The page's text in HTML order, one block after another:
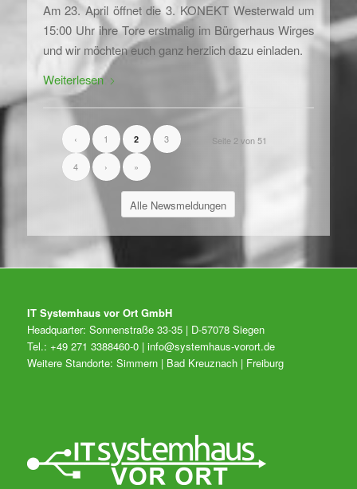
Am 23. April öffnet die 3. KONEKT Westerwald um
15:00 Uhr ihre Tore erstmalig im Bürgerhaus Wirges
und wir möchten euch ganz herzlich dazu einladen.
Weiterlesen
Seite 2 von 51
‹ 1 2 3
4 › »
Alle Newsmeldungen
IT Systemhaus vor Ort GmbH
Headquarter: Sonnenstraße 33-35 | D-57078 Siegen
Tel.: +49 271 3388460-0 | info@systemhaus-vorort.de
Weitere Standorte: Simmern | Bad Kreuznach | Freiburg